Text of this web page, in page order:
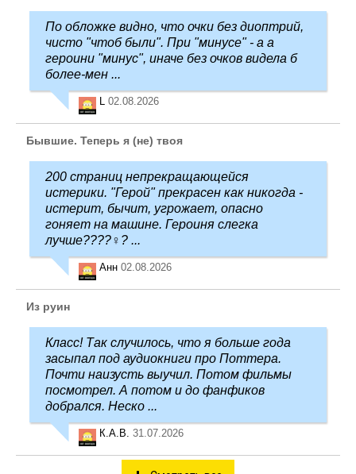
По обложке видно, что очки без диоптрий,
чисто "чтоб были". При "минусе" - а а
героини "минус", иначе без очков видела б
более-мен ...
02.08.2026
Бывшие. Теперь я (не) твоя
200 страниц непрекращающейся
истерики. "Герой" прекрасен как никогда -
истерит, бычит, угрожает, опасно
гоняет на машине. Героиня слегка
лучше????‍♀️? ...
Анн 02.08.2026
Из руин
Класс! Так случилось, что я больше года
засыпал под аудиокниги про Поттера.
Почти наизусть выучил. Потом фильмы
посмотрел. А потом и до фанфиков
добрался. Неско ...
К.А.В. 31.07.2026